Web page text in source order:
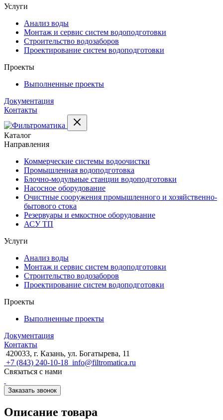
Услуги
Анализ воды
Монтаж и сервис систем водоподготовки
Строительство водозаборов
Проектирование систем водоподготовки
Проекты
Выполненные проекты
Документация
Контакты
Каталог
Направления
Коммерческие системы водоочистки
Промышленная водоподготовка
Блочно-модульные станции водоподготовки
Насосное оборудование
Очистные сооружения промышленного и хозяйственно-
бытового стока
Резервуары и емкостное оборудование
АСУ ТП
Услуги
Анализ воды
Монтаж и сервис систем водоподготовки
Строительство водозаборов
Проектирование систем водоподготовки
Проекты
Выполненные проекты
Документация
Контакты
420033, г. Казань, ул. Богатырева, 11
+7 (843) 240-10-18 info@filtromatica.ru
Связаться с нами
Заказать звонок
Описание товара